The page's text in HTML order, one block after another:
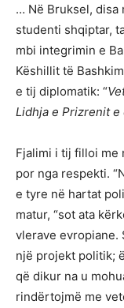
… Në Bruksel, disa
studenti shqiptar,
mbi integrimin e
Këshillit të
e tij diplomatik: “
Lidhja e Prizrenit e
Fjalimi i tij filloi me
por nga respekti.
e tyre në hartat
matur, “sot ata
vlerave evropiane.
një projekt politik;
që dikur na u
rindërtojmë me